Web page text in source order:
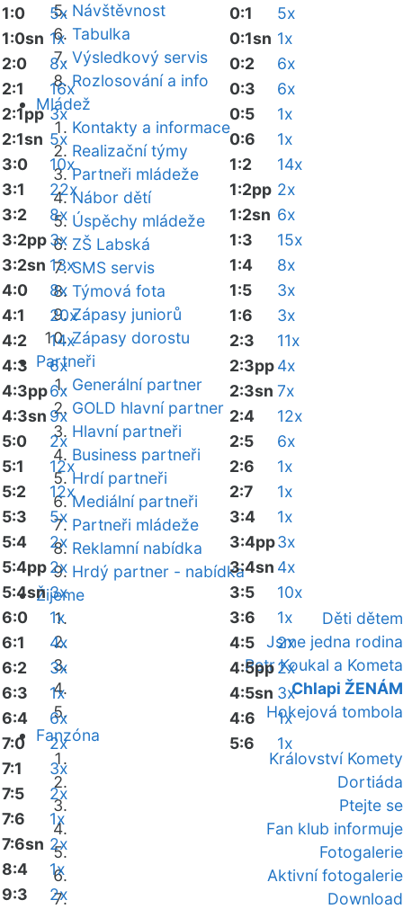
Návštěvnost
Tabulka
Výsledkový servis
Rozlosování a info
Mládež
Kontakty a informace
Realizační týmy
Partneři mládeže
Nábor dětí
Úspěchy mládeže
ZŠ Labská
SMS servis
Týmová fota
Zápasy juniorů
Zápasy dorostu
Partneři
Generální partner
GOLD hlavní partner
Hlavní partneři
Business partneři
Hrdí partneři
Mediální partneři
Partneři mládeže
Reklamní nabídka
Hrdý partner - nabídka
Žijeme
Děti dětem
Jsme jedna rodina
Petr Koukal a Kometa
Chlapi ŽENÁM
Hokejová tombola
Fanzóna
Království Komety
Dortiáda
Ptejte se
Fan klub informuje
Fotogalerie
Aktivní fotogalerie
Download
1:0
5x
1:0sn 1x
2:0
8x
2:1
16x
2:1pp 3x
2:1sn 5x
3:0
10x
3:1
22x
3:2
8x
3:2pp3x
3:2sn 13x
4:0
8x
4:1
20x
4:2
14x
4:3
6x
4:3pp6x
4:3sn 9x
5:0
2x
5:1
12x
5:2
12x
5:3
5x
5:4
2x
5:4pp2x
5:4sn 3x
6:0
1x
6:1
4x
6:2
3x
6:3
1x
6:4
6x
7:0
2x
7:1
3x
7:5
2x
7:6
1x
7:6sn 2x
8:4
1x
9:3
2x
0:1
5x
0:1sn 1x
0:2
6x
0:3
6x
0:5
1x
0:6
1x
1:2
14x
1:2pp 2x
1:2sn 6x
1:3
15x
1:4
8x
1:5
3x
1:6
3x
2:3
11x
2:3pp4x
2:3sn 7x
2:4
12x
2:5
6x
2:6
1x
2:7
1x
3:4
1x
3:4pp3x
3:4sn 4x
3:5
10x
3:6
1x
4:5
2x
4:5pp2x
4:5sn 3x
4:6
1x
5:6
1x